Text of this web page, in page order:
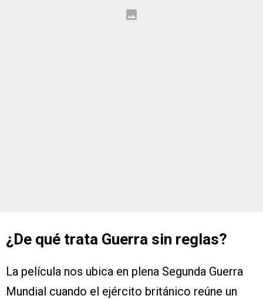
¿De qué trata Guerra sin reglas?
La película nos ubica en plena Segunda Guerra
Mundial cuando el ejército británico reúne un